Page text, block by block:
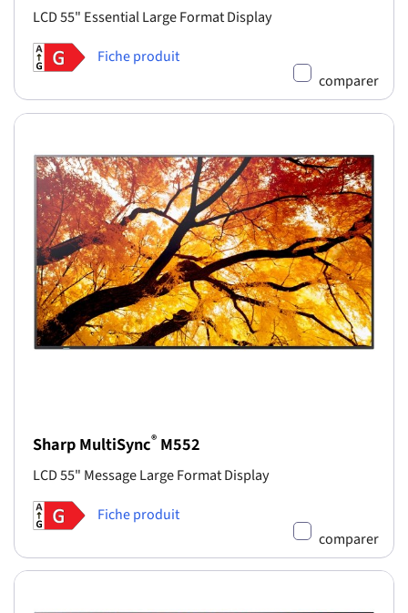
LCD 55" Essential Large Format Display
Fiche produit
comparer
Sharp MultiSync® M552
LCD 55" Message Large Format Display
Fiche produit
comparer